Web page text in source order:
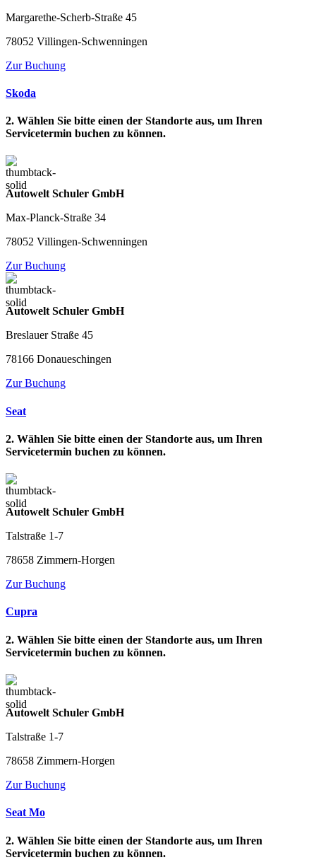
Margarethe-Scherb-Straße 45
78052 Villingen-Schwenningen
Zur Buchung
Skoda
2. Wählen Sie bitte einen der Standorte aus, um Ihren
Servicetermin buchen zu können.
Autowelt Schuler GmbH
Max-Planck-Straße 34
78052 Villingen-Schwenningen
Zur Buchung
Autowelt Schuler GmbH
Breslauer Straße 45
78166 Donaueschingen
Zur Buchung
Seat
2. Wählen Sie bitte einen der Standorte aus, um Ihren
Servicetermin buchen zu können.
Autowelt Schuler GmbH
Talstraße 1-7
78658 Zimmern-Horgen
Zur Buchung
Cupra
2. Wählen Sie bitte einen der Standorte aus, um Ihren
Servicetermin buchen zu können.
Autowelt Schuler GmbH
Talstraße 1-7
78658 Zimmern-Horgen
Zur Buchung
Seat Mo
2. Wählen Sie bitte einen der Standorte aus, um Ihren
Servicetermin buchen zu können.